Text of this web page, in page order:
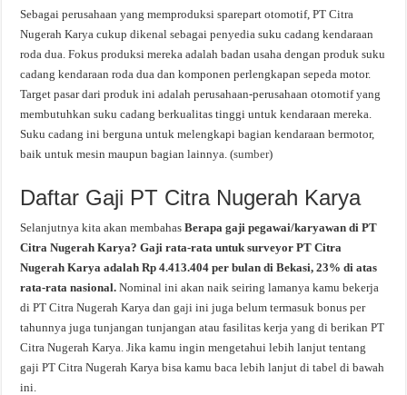
Sebagai perusahaan yang memproduksi sparepart otomotif, PT Citra
Nugerah Karya cukup dikenal sebagai penyedia suku cadang kendaraan
roda dua. Fokus produksi mereka adalah badan usaha dengan produk suku
cadang kendaraan roda dua dan komponen perlengkapan sepeda motor.
Target pasar dari produk ini adalah perusahaan-perusahaan otomotif yang
membutuhkan suku cadang berkualitas tinggi untuk kendaraan mereka.
Suku cadang ini berguna untuk melengkapi bagian kendaraan bermotor,
baik untuk mesin maupun bagian lainnya. (sumber)
Daftar Gaji PT Citra Nugerah Karya
Selanjutnya kita akan membahasBerapa gaji pegawai/karyawan di PT
Citra Nugerah Karya? Gaji rata-rata untuk surveyor PT Citra
Nugerah Karya adalah Rp 4.413.404 per bulan di Bekasi, 23% di atas
rata-rata nasional.Nominal ini akan naik seiring lamanya kamu bekerja
di PT Citra Nugerah Karya dan gaji ini juga belum termasuk bonus per
tahunnya juga tunjangan tunjangan atau fasilitas kerja yang di berikan PT
Citra Nugerah Karya. Jika kamu ingin mengetahui lebih lanjut tentang
gaji PT Citra Nugerah Karya bisa kamu baca lebih lanjut di tabel di bawah
ini.